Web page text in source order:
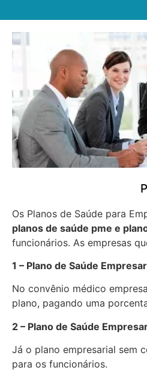
Os Planos de Saúde para
planos de saúde pme e
funcionários. As empresas
1 – Plano de Saúde
No convênio médico
plano, pagando uma
2 – Plano de Saúde
Já o plano empresarial sem
para os funcionários.